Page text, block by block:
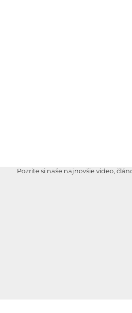
Pozrite si naše najnovšie video,